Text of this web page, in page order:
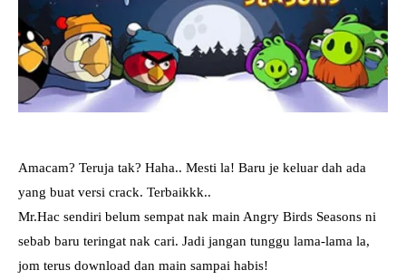
Amacam? Teruja tak? Haha.. Mesti la! Baru je keluar dah ada
yang buat versi crack. Terbaikkk..
Mr.Hac sendiri belum sempat nak main Angry Birds Seasons ni
sebab baru teringat nak cari. Jadi jangan tunggu lama-lama la,
jom terus download dan main sampai habis!